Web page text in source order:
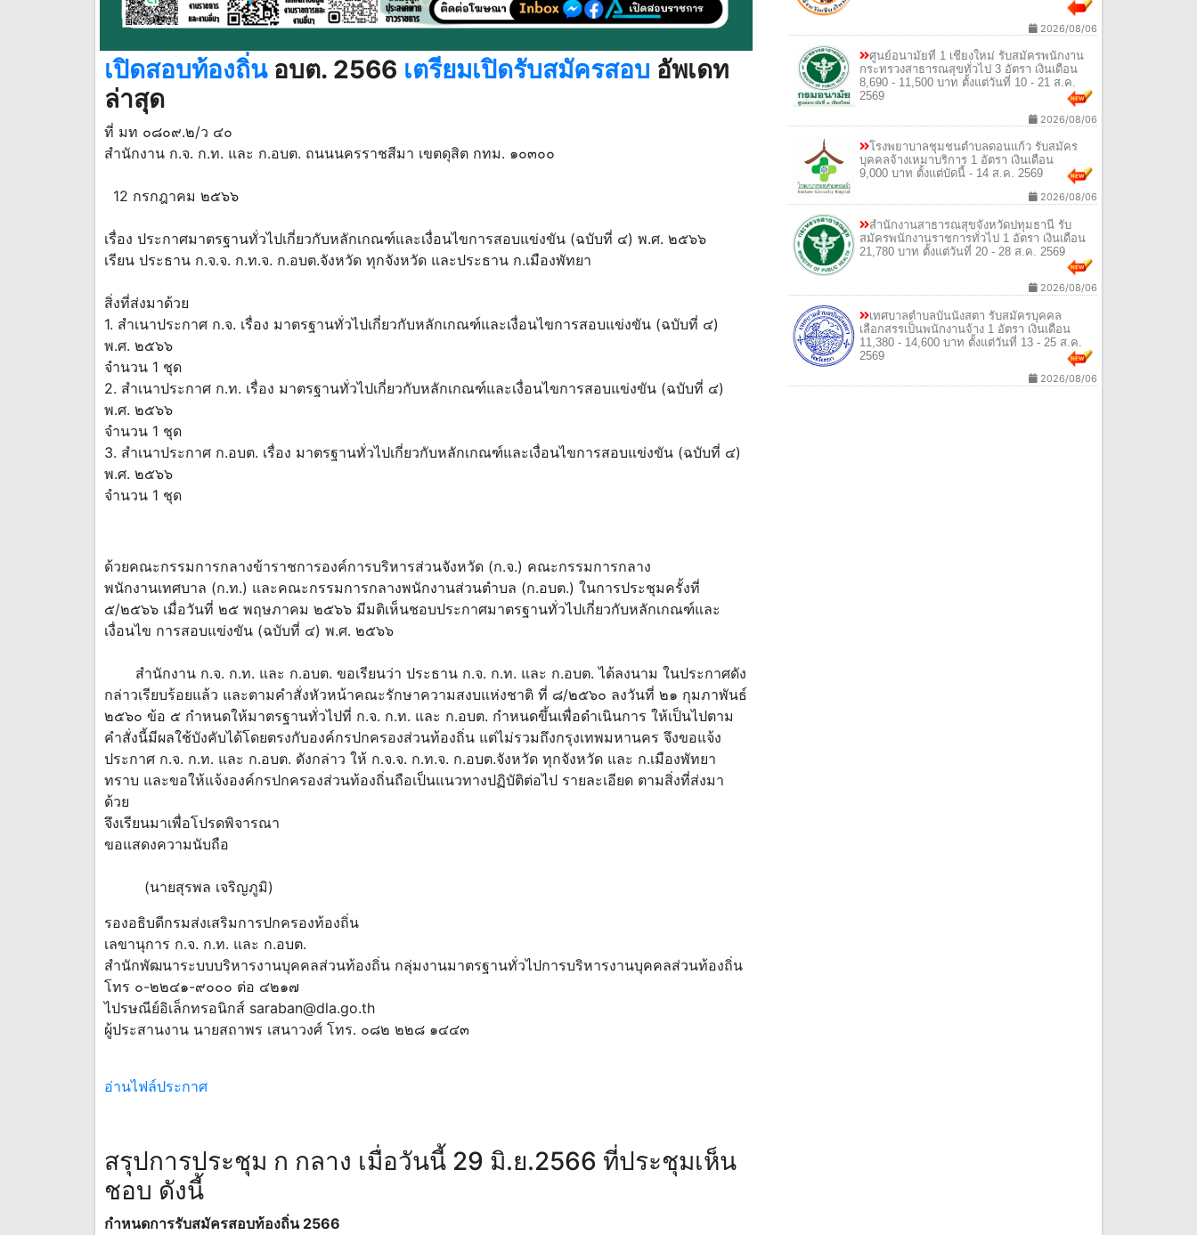
เปิดสอบท้องถิ่นอบต. 2566 เตรียมเปิดรับสมัครสอบ อัพเดท
ล่าสุด
ที่ มท ๐๘๐๙.๒/ว ๔๐
สํานักงาน ก.จ. ก.ท. และ ก.อบต. ถนนนครราชสีมา เขตดุสิต กทม. ๑๐๓๐๐
12 กรกฎาคม ๒๕๖๖
เรื่อง ประกาศมาตรฐานทั่วไปเกี่ยวกับหลักเกณฑ์และเงื่อนไขการสอบแข่งขัน (ฉบับที่ ๔) พ.ศ. ๒๕๖๖
เรียน ประธาน ก.จ.จ. ก.ท.จ. ก.อบต.จังหวัด ทุกจังหวัด และประธาน ก.เมืองพัทยา
สิ่งที่ส่งมาด้วย
1. สําเนาประกาศ ก.จ. เรื่อง มาตรฐานทั่วไปเกี่ยวกับหลักเกณฑ์และเงื่อนไขการสอบแข่งขัน (ฉบับที่ ๔)
พ.ศ. ๒๕๖๖
จํานวน 1 ชุด
2. สําเนาประกาศ ก.ท. เรื่อง มาตรฐานทั่วไปเกี่ยวกับหลักเกณฑ์และเงื่อนไขการสอบแข่งขัน (ฉบับที่ ๔)
พ.ศ. ๒๕๖๖
จํานวน 1 ชุด
3. สําเนาประกาศ ก.อบต. เรื่อง มาตรฐานทั่วไปเกี่ยวกับหลักเกณฑ์และเงื่อนไขการสอบแข่งขัน (ฉบับที่ ๔)
พ.ศ. ๒๕๖๖
จํานวน 1 ชุด
ด้วยคณะกรรมการกลางข้าราชการองค์การบริหารส่วนจังหวัด (ก.จ.) คณะกรรมการกลาง
พนักงานเทศบาล (ก.ท.) และคณะกรรมการกลางพนักงานส่วนตําบล (ก.อบต.) ในการประชุมครั้งที่
๕/๒๕๖๖ เมื่อวันที่ ๒๕ พฤษภาคม ๒๕๖๖ มีมติเห็นชอบประกาศมาตรฐานทั่วไปเกี่ยวกับหลักเกณฑ์และ
เงื่อนไข การสอบแข่งขัน (ฉบับที่ ๔) พ.ศ. ๒๕๖๖
สํานักงาน ก.จ. ก.ท. และ ก.อบต. ขอเรียนว่า ประธาน ก.จ. ก.ท. และ ก.อบต. ได้ลงนาม ในประกาศดัง
กล่าวเรียบร้อยแล้ว และตามคําสั่งหัวหน้าคณะรักษาความสงบแห่งชาติ ที่ ๘/๒๕๖๐ ลงวันที่ ๒๑ กุมภาพันธ์
๒๕๖๐ ข้อ ๕ กําหนดให้มาตรฐานทั่วไปที่ ก.จ. ก.ท. และ ก.อบต. กําหนดขึ้นเพื่อดําเนินการ ให้เป็นไปตาม
คําสั่งนี้มีผลใช้บังคับได้โดยตรงกับองค์กรปกครองส่วนท้องถิ่น แต่ไม่รวมถึงกรุงเทพมหานคร จึงขอแจ้ง
ประกาศ ก.จ. ก.ท. และ ก.อบต. ดังกล่าว ให้ ก.จ.จ. ก.ท.จ. ก.อบต.จังหวัด ทุกจังหวัด และ ก.เมืองพัทยา
ทราบ และขอให้แจ้งองค์กรปกครองส่วนท้องถิ่นถือเป็นแนวทางปฏิบัติต่อไป รายละเอียด ตามสิ่งที่ส่งมา
ด้วย
จึงเรียนมาเพื่อโปรดพิจารณา
ขอแสดงความนับถือ
(นายสุรพล เจริญภูมิ)
รองอธิบดีกรมส่งเสริมการปกครองท้องถิ่น
เลขานุการ ก.จ. ก.ท. และ ก.อบต.
สํานักพัฒนาระบบบริหารงานบุคคลส่วนท้องถิ่น กลุ่มงานมาตรฐานทั่วไปการบริหารงานบุคคลส่วนท้องถิ่น
โทร ๐-๒๒๔๑-๙๐๐๐ ต่อ ๔๒๑๗
ไปรษณีย์อิเล็กทรอนิกส์ saraban@dla.go.th
ผู้ประสานงาน นายสถาพร เสนาวงศ์ โทร. ๐๘๒ ๒๒๘ ๑๔๔๓
อ่านไฟล์ประกาศ
สรุปการประชุม ก กลาง เมื่อวันนี้ 29 มิ.ย.2566 ที่ประชุมเห็น
ชอบ ดังนี้
กำหนดการรับสมัครสอบท้องถิ่น 2566
2026/08/06
ศูนย์อนามัยที่ 1 เชียงใหม่ รับสมัครพนักงาน
กระทรวงสาธารณสุขทั่วไป 3 อัตรา เงินเดือน
8,690 - 11,500 บาท ตั้งแต่วันที่ 10 - 21 ส.ค.
2569
2026/08/06
โรงพยาบาลชุมชนตำบลดอนแก้ว รับสมัคร
บุคคลจ้างเหมาบริการ 1 อัตรา เงินเดือน
9,000 บาท ตั้งแต่บัดนี้ - 14 ส.ค. 2569
2026/08/06
สํานักงานสาธารณสุขจังหวัดปทุมธานี รับ
สมัครพนักงานราชการทั่วไป 1 อัตรา เงินเดือน
21,780 บาท ตั้งแต่วันที่ 20 - 28 ส.ค. 2569
2026/08/06
เทศบาลตําบลบันนังสตา รับสมัครบุคคล
เลือกสรรเป็นพนักงานจ้าง 1 อัตรา เงินเดือน
11,380 - 14,600 บาท ตั้งแต่วันที่ 13 - 25 ส.ค.
2569
2026/08/06